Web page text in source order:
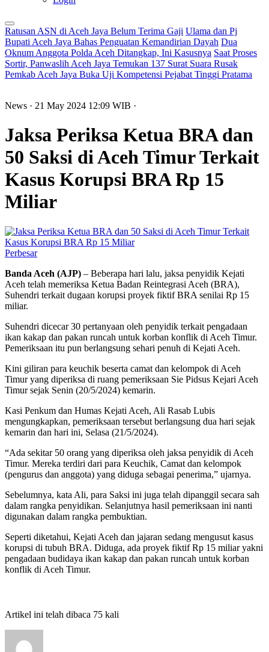
Ratusan ASN di Aceh Jaya Belum Terima Gaji Ulama dan Pj
Bupati Aceh Jaya Bahas Penguatan Kemandirian Dayah Dua
Oknum Anggota Polda Aceh Ditangkap, Ini Kasusnya Saat Proses
Sortir, Panwaslih Aceh Jaya Temukan 137 Surat Suara Rusak
Pemkab Aceh Jaya Buka Uji Kompetensi Pejabat Tinggi Pratama
News · 21 May 2024 12:09 WIB ·
Jaksa Periksa Ketua BRA dan
50 Saksi di Aceh Timur Terkait
Kasus Korupsi BRA Rp 15
Miliar
Perbesar
Banda Aceh (AJP) – Beberapa hari lalu, jaksa penyidik ​​Kejati
Aceh telah memeriksa Ketua Badan Reintegrasi Aceh (BRA),
Suhendri terkait dugaan korupsi proyek fiktif BRA senilai Rp 15
miliar.
Suhendri dicecar 30 pertanyaan oleh penyidik ​​terkait pengadaan
ikan kakap dan pakan runcah untuk korban konflik di Aceh Timur.
Pemeriksaan itu pun berlangsung sehari penuh di Kejati Aceh.
Kini giliran para keuchik beserta camat dan kelompok di Aceh
Timur yang diperiksa di ruang pemeriksaan Sie Pidsus Kejari Aceh
Timur sejak Senin (20/5/2024) kemarin.
Kasi Penkum dan Humas Kejati Aceh, Ali Rasab Lubis
mengungkapkan, pemeriksaan tersebut berlangsung dua hari sejak
kemarin dan hari ini, Selasa (21/5/2024).
“Ada sekitar 50 orang yang diperiksa oleh jaksa penyidik ​​di Aceh
Timur. Mereka terdiri dari para Keuchik, Camat dan kelompok
(pengurus dan anggota) yang diduga sebagai penerima,” ujarnya.
Sebelumnya, kata Ali, para Saksi ini juga telah dipanggil secara sah
dalam rangka penyidikan. Selanjutnya hasil pemeriksaan ini nanti
digunakan dalam rangka pembuktian.
Seperti diketahui, Kejati Aceh dan jajaran sedang mengusut kasus
korupsi di tubuh BRA. Diduga, ada proyek fiktif Rp 15 miliar yakni
pengadaan budidaya ikan kakap dan pakan runcah untuk korban
konflik di Aceh Timur.
Artikel ini telah dibaca 75 kali